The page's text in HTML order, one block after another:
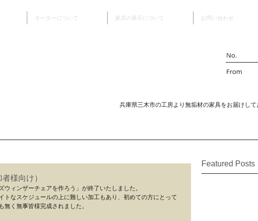
オーダーについて 家具の展示について お問い合わせ
No.
様向け）
ィンザーチェアを作ろう」が終了いたしました。
なスケジュールの上に難しい加工もあり、初めての方にとって
く無事皆様完成されました。
Featured Posts
兵庫県三木市の工房より無垢材の家具をお届けして